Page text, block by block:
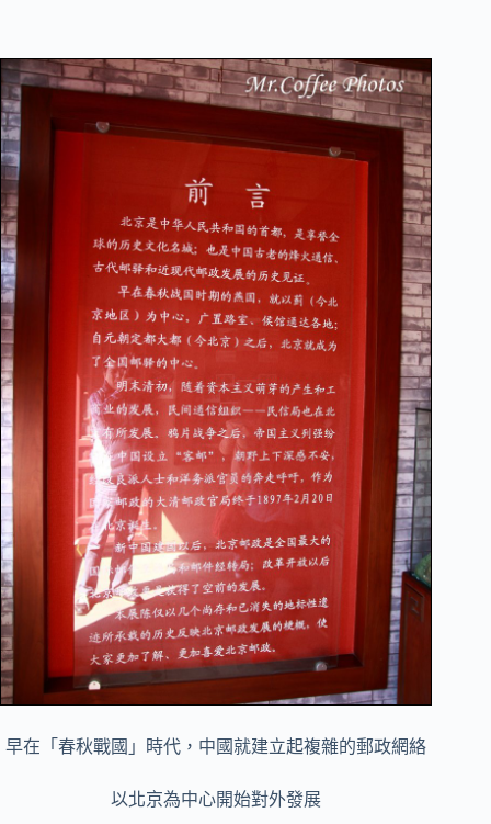
早在「春秋戰國」時代，中國就建立起複雜的郵政網絡
以北京為中心開始對外發展